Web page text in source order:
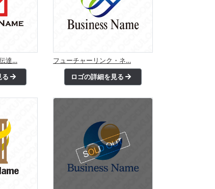
達…
る
フューチャーリンク・ネ…
ロゴの詳細を見る